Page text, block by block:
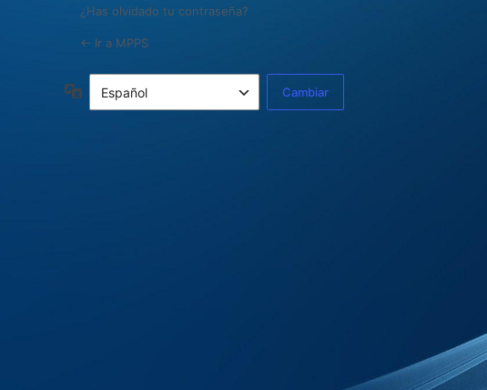
¿Has olvidado tu contraseña?
← Ir a MPPS
Idioma